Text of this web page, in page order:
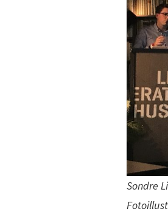
Sondre